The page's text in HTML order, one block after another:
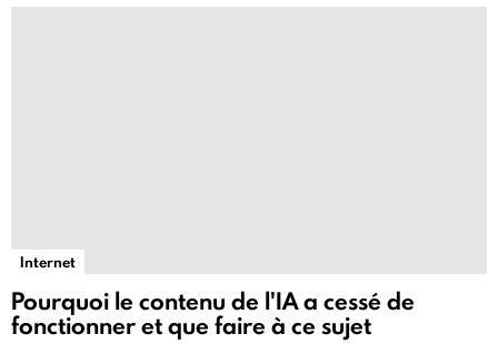
Internet
Pourquoi le contenu de l'IA a cessé de
fonctionner et que faire à ce sujet